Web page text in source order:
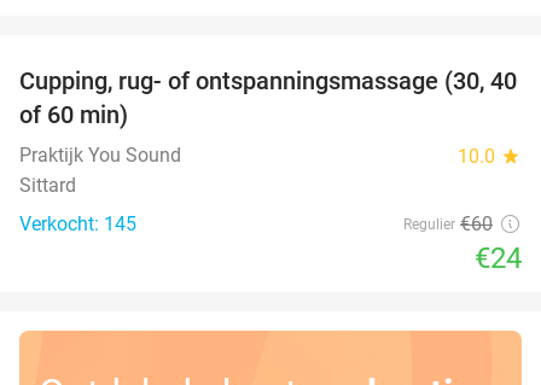
60%
Cupping, rug- of ontspanningsmassage (30, 40
of 60 min)
Praktijk You Sound 10.0 star
Sittard
Verkocht: 145
Regulier €60
€24